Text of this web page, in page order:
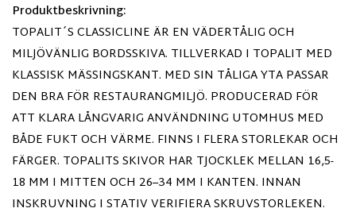
Produktbeskrivning:
TOPALIT´S CLASSICLINE ÄR EN VÄDERTÅLIG OCH
MILJÖVÄNLIG BORDSSKIVA. TILLVERKAD I TOPALIT MED
KLASSISK MÄSSINGSKANT. MED SIN TÅLIGA YTA PASSAR
DEN BRA FÖR RESTAURANGMILJÖ. PRODUCERAD FÖR
ATT KLARA LÅNGVARIG ANVÄNDNING UTOMHUS MED
BÅDE FUKT OCH VÄRME. FINNS I FLERA STORLEKAR OCH
FÄRGER. TOPALITS SKIVOR HAR TJOCKLEK MELLAN 16,5-
18 MM I MITTEN OCH 26–34 MM I KANTEN. INNAN
INSKRUVNING I STATIV VERIFIERA SKRUVSTORLEKEN.